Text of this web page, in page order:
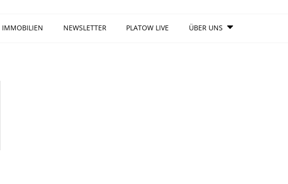
IMMOBILIEN NEWSLETTER PLATOW LIVE ÜBER UNS